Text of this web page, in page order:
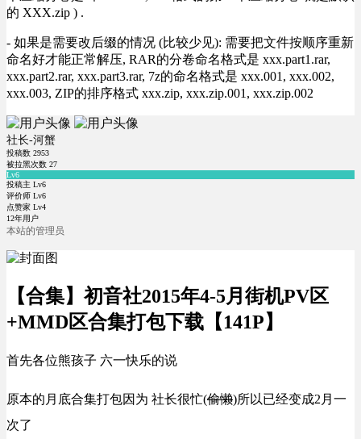
的 XXX.zip ) .
- 如果是需要改后缀的情况 (比较少见): 需要把文件按顺序重新
命名好才能正常解压, RAR的分卷命名格式是 xxx.part1.rar,
xxx.part2.rar, xxx.part3.rar, 7z的命名格式是 xxx.001, xxx.002,
xxx.003, ZIP的排序格式 xxx.zip, xxx.zip.001, xxx.zip.002
社长-河蟹
投稿数 2953
被拉黑次数 27
Lv6
投稿主 Lv6
评价师 Lv6
点赞家 Lv4
12年用户
本站的管理员
【合集】初音社2015年4-5月街机PV区
+MMD区合集打包下载【141P】
首先各位熊孩子 六一快乐的说
原本的月底合集打包因为 社长很忙(偷懒)所以已经变成2月一
次了